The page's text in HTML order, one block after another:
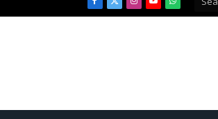
Facebook
X
Instagram
YouTubeWhatsApp